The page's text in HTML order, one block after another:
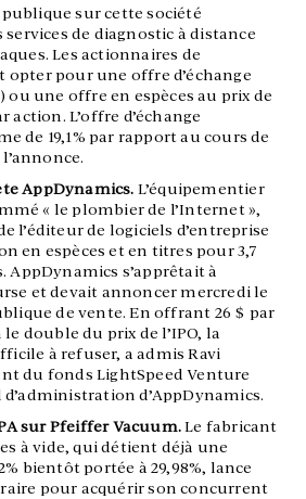
sur cette société
services de diagnostic à distance
Les actionnaires de
pour une offre d’échange
ou une offre en espèces au prix de
action. L’offre d’échange
de 19,1% par rapport au cours de
AppDynamics. L’équipementier
« le plombier de l’Internet »,
l’éditeur de logiciels d’entreprise
en espèces et en titres pour 3,7
s’apprêtait à
et devait annoncer mercredi le
de vente. En offrant 26 $ par
double du prix de l’IPO, la
à refuser, a admis Ravi
du fonds LightSpeed Venture
d’AppDynamics.
sur Pfeiffer Vacuum.Le fabricant
à vide, qui détient déjà une
bientôt portée à 29,98%, lance
pour acquérir son concurrent